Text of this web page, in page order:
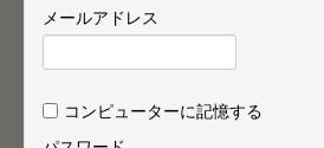
メールアドレス
コンピューターに記憶する